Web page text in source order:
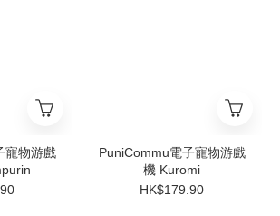
寵物游戲
PuniCommu電子寵物游戲
機 Kuromi
HK$179.90